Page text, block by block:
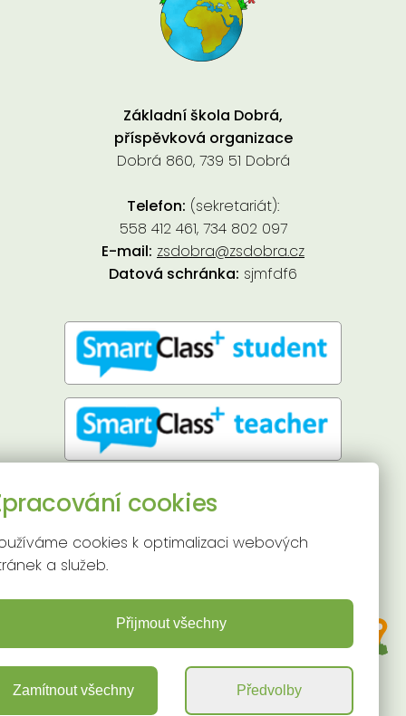
Základní škola Dobrá,
příspěvková organizace
Dobrá 860, 739 51 Dobrá
Telefon: (sekretariát):
558 412 461, 734 802 097
E-mail: zsdobra@zsdobra.cz
Datová schránka: sjmfdf6
Používání cookies
cookies
cookies k optimalizaci webových
a služeb.
Přijmout všechny
Zamítnout všechny Předvolby